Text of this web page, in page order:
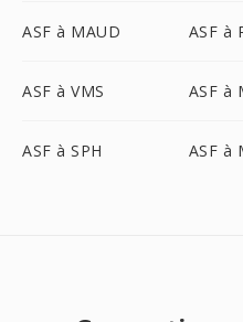
ASF à MAUD ASF à
ASF à VMS ASF à
ASF à SPH ASF à